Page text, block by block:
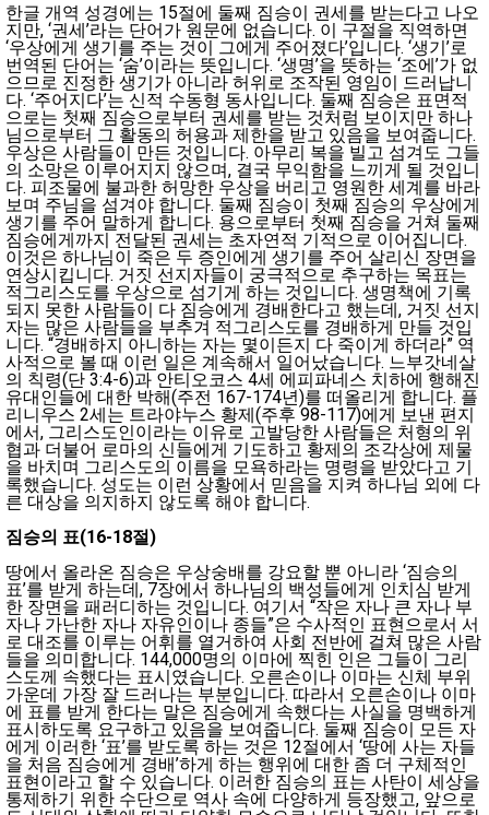
한글 개역 성경에는 15절에 둘째 짐승이 권세를 받는다고 나오
지만, ‘권세’라는 단어가 원문에 없습니다. 이 구절을 직역하면
‘우상에게 생기를 주는 것이 그에게 주어졌다’입니다. ‘생기’로
번역된 단어는 ‘숨’이라는 뜻입니다. ‘생명’을 뜻하는 ‘조에’가 없
으므로 진정한 생기가 아니라 허위로 조작된 영임이 드러납니
다. ‘주어지다’는 신적 수동형 동사입니다. 둘째 짐승은 표면적
으로는 첫째 짐승으로부터 권세를 받는 것처럼 보이지만 하나
님으로부터 그 활동의 허용과 제한을 받고 있음을 보여줍니다.
우상은 사람들이 만든 것입니다. 아무리 복을 빌고 섬겨도 그들
의 소망은 이루어지지 않으며, 결국 무익함을 느끼게 될 것입니
다. 피조물에 불과한 허망한 우상을 버리고 영원한 세계를 바라
보며 주님을 섬겨야 합니다. 둘째 짐승이 첫째 짐승의 우상에게
생기를 주어 말하게 합니다. 용으로부터 첫째 짐승을 거쳐 둘째
짐승에게까지 전달된 권세는 초자연적 기적으로 이어집니다.
이것은 하나님이 죽은 두 증인에게 생기를 주어 살리신 장면을
연상시킵니다. 거짓 선지자들이 궁극적으로 추구하는 목표는
적그리스도를 우상으로 섬기게 하는 것입니다. 생명책에 기록
되지 못한 사람들이 다 짐승에게 경배한다고 했는데, 거짓 선지
자는 많은 사람들을 부추겨 적그리스도를 경배하게 만들 것입
니다. “경배하지 아니하는 자는 몇이든지 다 죽이게 하더라” 역
사적으로 볼 때 이런 일은 계속해서 일어났습니다. 느부갓네살
의 칙령(단 3:4-6)과 안티오코스 4세 에피파네스 치하에 행해진
유대인들에 대한 박해(주전 167-174년)를 떠올리게 합니다. 플
리니우스 2세는 트라야누스 황제(주후 98-117)에게 보낸 편지
에서, 그리스도인이라는 이유로 고발당한 사람들은 처형의 위
협과 더불어 로마의 신들에게 기도하고 황제의 조각상에 제물
을 바치며 그리스도의 이름을 모욕하라는 명령을 받았다고 기
록했습니다. 성도는 이런 상황에서 믿음을 지켜 하나님 외에 다
른 대상을 의지하지 않도록 해야 합니다.
짐승의 표(16-18절)
땅에서 올라온 짐승은 우상숭배를 강요할 뿐 아니라 ‘짐승의
표’를 받게 하는데, 7장에서 하나님의 백성들에게 인치심 받게
한 장면을 패러디하는 것입니다. 여기서 “작은 자나 큰 자나 부
자나 가난한 자나 자유인이나 종들”은 수사적인 표현으로서 서
로 대조를 이루는 어휘를 열거하여 사회 전반에 걸쳐 많은 사람
들을 의미합니다. 144,000명의 이마에 찍힌 인은 그들이 그리
스도께 속했다는 표시였습니다. 오른손이나 이마는 신체 부위
가운데 가장 잘 드러나는 부분입니다. 따라서 오른손이나 이마
에 표를 받게 한다는 말은 짐승에게 속했다는 사실을 명백하게
표시하도록 요구하고 있음을 보여줍니다. 둘째 짐승이 모든 자
에게 이러한 ‘표’를 받도록 하는 것은 12절에서 ‘땅에 사는 자들
을 처음 짐승에게 경배’하게 하는 행위에 대한 좀 더 구체적인
표현이라고 할 수 있습니다. 이러한 짐승의 표는 사탄이 세상을
통제하기 위한 수단으로 역사 속에 다양하게 등장했고, 앞으로